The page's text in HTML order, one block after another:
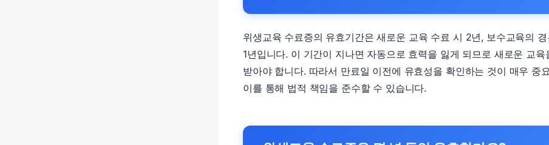
위생교육 수료증의 유효기간은 새로운 교육 수료 시 2년, 보수교육의 경
1년입니다. 이 기간이 지나면 자동으로 효력을 잃게 되므로 새로운 교육
받아야 합니다. 따라서 만료일 이전에 유효성을 확인하는 것이 매우 중
이를 통해 법적 책임을 준수할 수 있습니다.